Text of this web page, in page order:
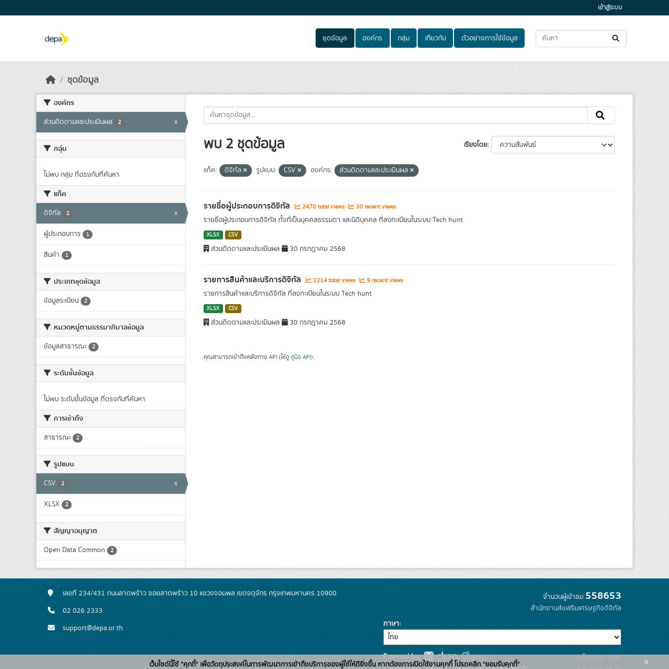
เข้าสู่ระบบ
ชุดข้อมูล องค์กร กลุ่ม เกี่ยวกับ ตัวอย่างการใช้ข้อมูล
ชุดข้อมูล
องค์กร
ส่วนติดตามและประเมินผล 2 x
กลุ่ม
ไม่พบ กลุ่ม ที่ตรงกับที่ค้นหา
แท็ค
ดิจิทัล 2 x
ผู้ประกอบการ 1
สินค้า 1
ประเภทชุดข้อมูล
ข้อมูลระเบียน 2
หมวดหมู่ตามธรรมาภิบาลข้อมูล
ข้อมูลสาธารณะ 2
ระดับชั้นข้อมูล
ไม่พบ ระดับชั้นข้อมูล ที่ตรงกับที่ค้นหา
การเข้าถึง
สาธารณะ 2
รูปแบบ
CSV 2 x
XLSX 2
สัญญาอนุญาต
Open Data Common 2
เรียงโดย
พบ 2 ชุดข้อมูล
แท็ค: ดิจิทัล รูปแบบ: CSV องค์กร: ส่วนติดตามและประเมินผล
รายชื่อผู้ประกอบการดิจิทัล 2470 total views 30 recent views
รายชื่อผู้ประกอบการดิจิทัล ทั้งที่เป็นบุคคลธรรมดา และนิติบุคคล ที่ลงทะเบียนในระบบ Tech hunt
XLSX CSV
ส่วนติดตามและประเมินผล 30 กรกฎาคม 2568
รายการสินค้าและบริการดิจิทัล 1214 total views 9 recent views
รายการสินค้าและบริการดิจิทัล ที่ลงทะเบียนในระบบ Tech hunt
XLSX CSV
ส่วนติดตามและประเมินผล 30 กรกฎาคม 2568
คุณสามารถเข้าถึงคลังทาง API (ให้ดู คู่มือ API).
เลขที่ 234/431 ถนนลาดพร้าว ซอยลาดพร้าว 10 แขวงจอมพล เขตจตุจักร กรุงเทพมหานคร 10900
02 026 2333
support@depa.or.th
จำนวนผู้เข้าชม 558653
สำนักงานส่งเสริมเศรษฐกิจดิจิทัล
ภาษา
Powered by:
รุ่นโปรแกรม: 3.0.0
เว็บไซต์นี้ใช้ "คุกกี้" เพื่อวัตถุประสงค์ในการพัฒนาการเข้าถึงบริการของผู้ใช้ให้ดียิ่งขึ้น หากต้องการเปิดใช้งานคุกกี้ โปรดคลิก "ยอมรับคุกกี้" x